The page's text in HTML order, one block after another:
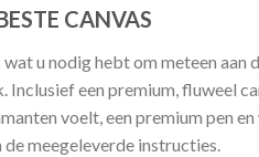
CANVAS
u nodig hebt om meteen aan
Inclusief een premium, fluweel
voelt, een premium pen en
meegeleverde instructies.